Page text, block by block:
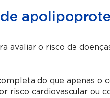
avaliar o risco de
do que apenas o
risco cardiovascular ou